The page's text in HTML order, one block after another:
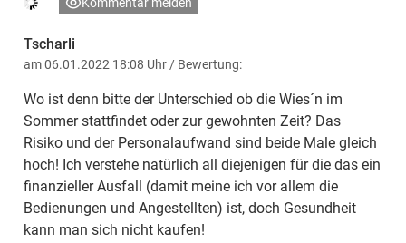
Tscharli
am 06.01.2022 18:08 Uhr / Bewertung:
Wo ist denn bitte der Unterschied ob die Wies´n im
Sommer stattfindet oder zur gewohnten Zeit? Das
Risiko und der Personalaufwand sind beide Male gleich
hoch! Ich verstehe natürlich all diejenigen für die das ein
finanzieller Ausfall (damit meine ich vor allem die
Bedienungen und Angestellten) ist, doch Gesundheit
kann man sich nicht kaufen!